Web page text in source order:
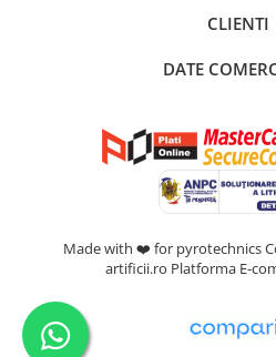
CLIENTI
DATE
Made with ❤️ for pyrotechnics
artificii.ro Platforma E-